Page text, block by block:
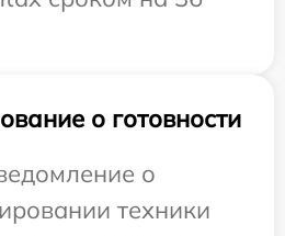
о готовности
о
техники